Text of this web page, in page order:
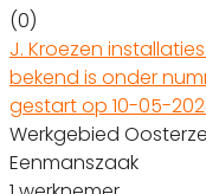
(0)
J. Kroezen
bekend is onder
gestart op 10-05-
Werkgebied
Eenmanszaak